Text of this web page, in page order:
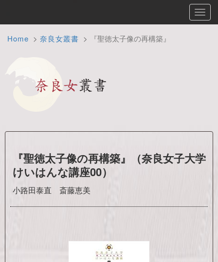
Home 奈良女叢書 『聖徳太子像の再構築』
『聖徳太子像の再構築』（奈良女子大学
けいはんな講座00）
小路田泰直 斎藤恵美